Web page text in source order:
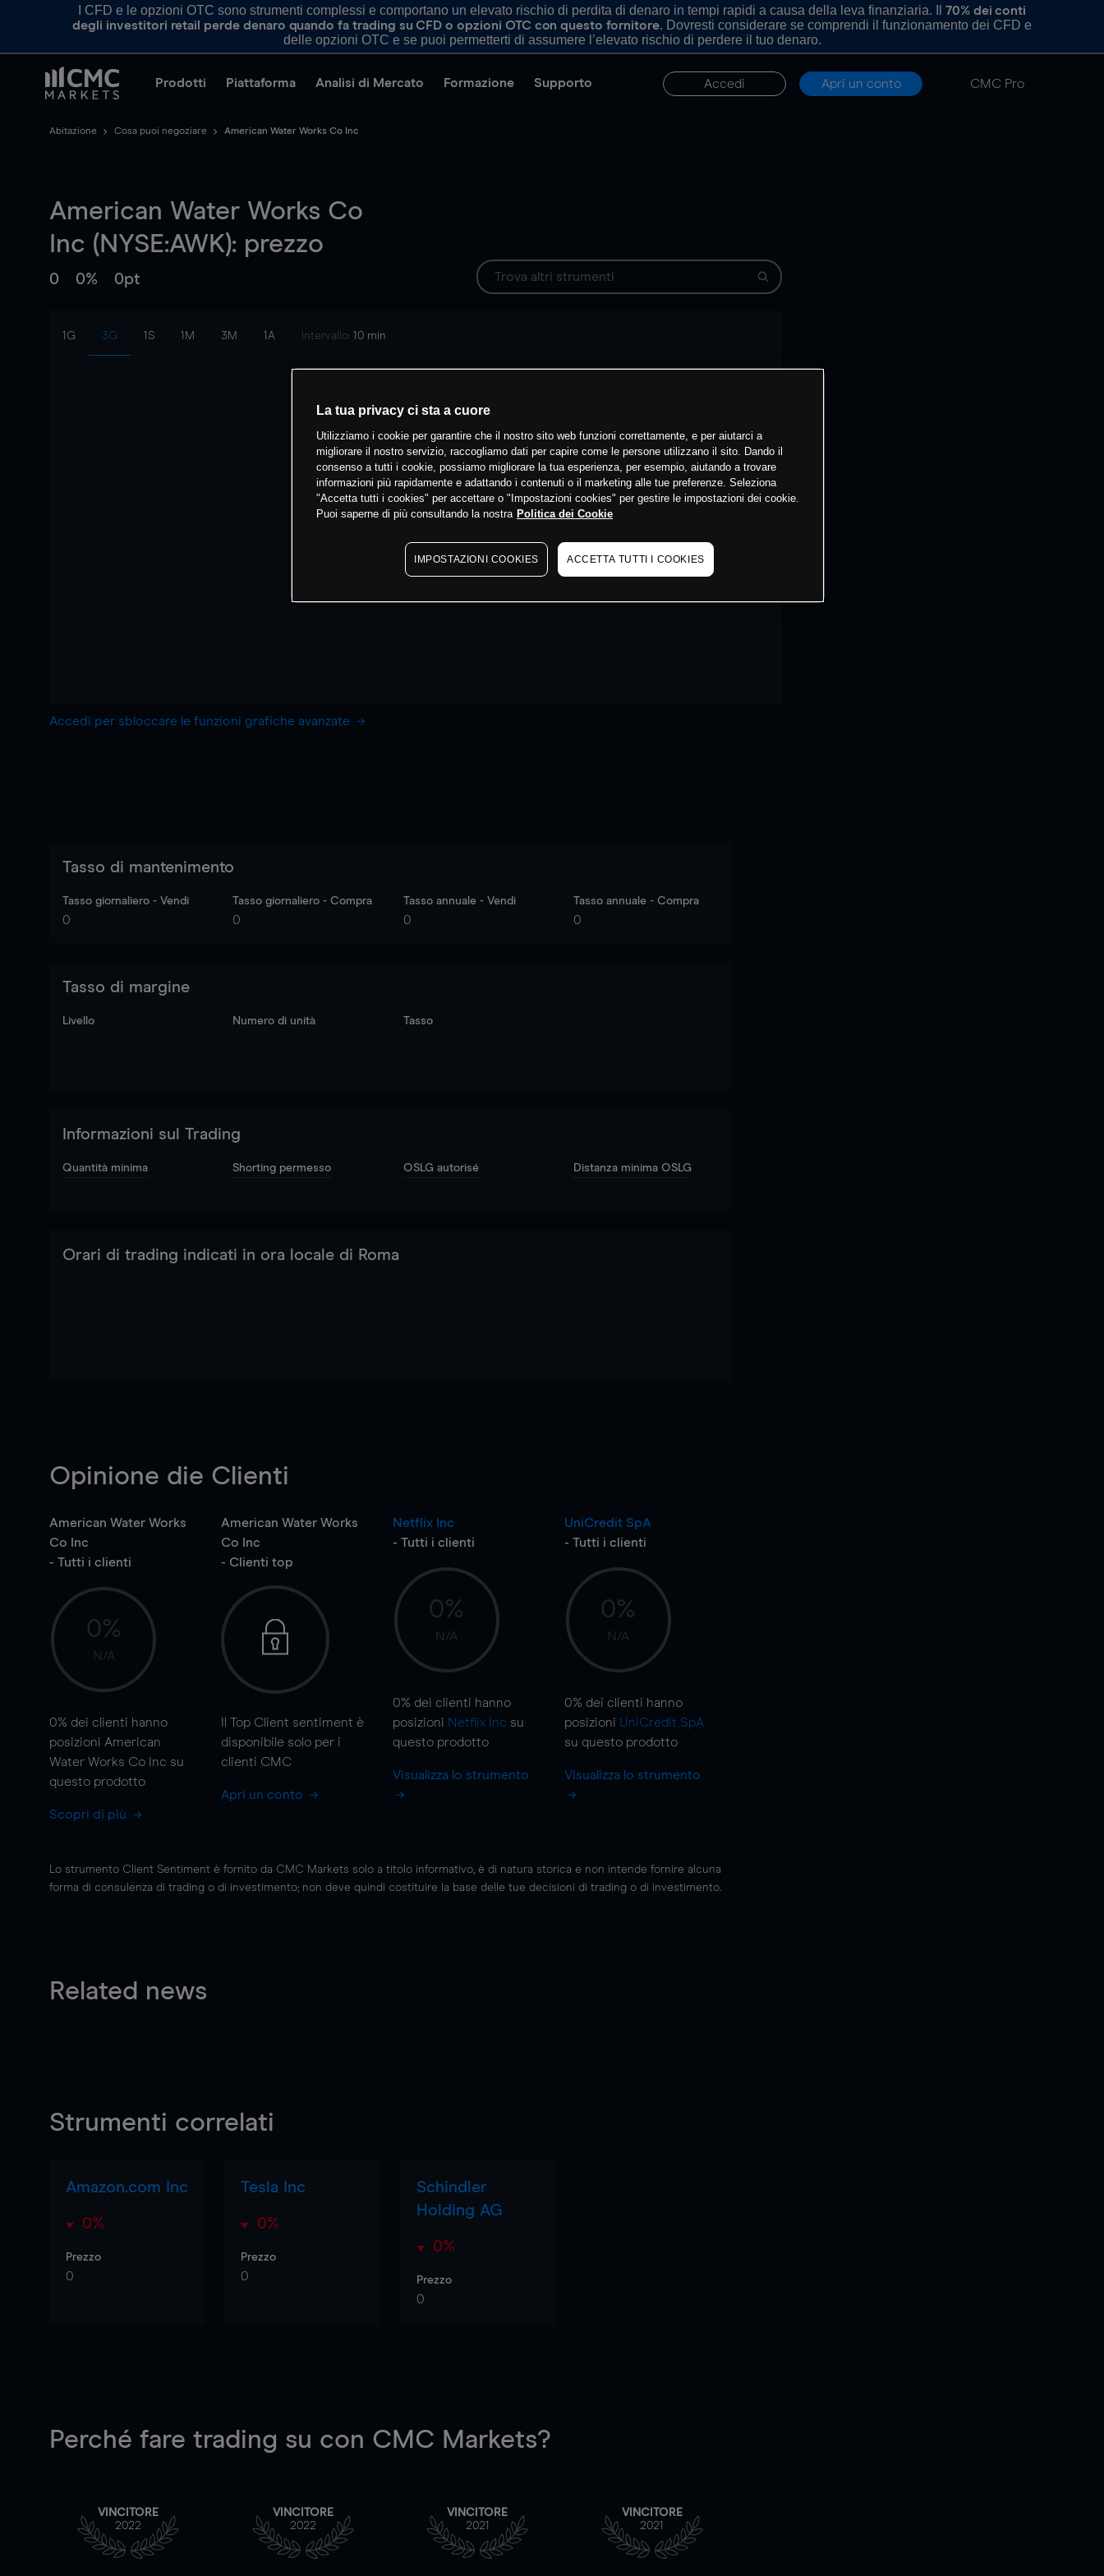
I CFD e le opzioni OTC sono strumenti complessi e comportano un elevato rischio di perdita di denaro in tempi rapidi a causa della leva finanziaria. Il 70% dei conti
degli investitori retail perde denaro quando fa trading su CFD o opzioni OTC con questo fornitore. Dovresti considerare se comprendi il funzionamento dei CFD e
delle opzioni OTC e se puoi permetterti di assumere l’elevato rischio di perdere il tuo denaro.
Prodotti Piattaforma Analisi di Mercato Formazione Supporto Accedi Apri un conto CMC Pro
Abitazione Cosa puoi negoziare American Water Works Co Inc
American Water Works Co
Inc (NYSE:AWK): prezzo
0 0% 0pt
1G 3G 1S 1M 3M 1A Intervallo: 10 min
Accedi per sbloccare le funzioni grafiche avanzate
Tasso di mantenimento
Tasso giornaliero - Vendi
0
Tasso giornaliero - Compra
0
Tasso annuale - Vendi
0
Tasso annuale - Compra
0
Tasso di margine
Livello Numero di unità Tasso
Informazioni sul Trading
Quantità minima Shorting permesso OSLG autorisé Distanza minima OSLG
Orari di trading indicati in ora locale di Roma
Opinione die Clienti
American Water Works
Co Inc
- Tutti i clienti
0%
N/A
0% dei clienti hanno
posizioni American
Water Works Co Inc su
questo prodotto
Scopri di più
American Water Works
Co Inc
- Clienti top
Il Top Client sentiment è
disponibile solo per i
clienti CMC
Apri un conto
Netflix Inc
- Tutti i clienti
0%
N/A
0% dei clienti hanno
posizioni Netflix Inc su
questo prodotto
Visualizza lo strumento
UniCredit SpA
- Tutti i clienti
0%
N/A
0% dei clienti hanno
posizioni UniCredit SpA
su questo prodotto
Visualizza lo strumento
Lo strumento Client Sentiment è fornito da CMC Markets solo a titolo informativo, è di natura storica e non intende fornire alcuna
forma di consulenza di trading o di investimento; non deve quindi costituire la base delle tue decisioni di trading o di investimento.
Related news
Strumenti correlati
Amazon.com Inc
0%
Prezzo
0
Tesla Inc
0%
Prezzo
0
Schindler
Holding AG
0%
Prezzo
0
Perché fare trading su con CMC Markets?
VINCITORE
2022
VINCITORE
2022
VINCITORE
2021
VINCITORE
2021
La tua privacy ci sta a cuore
Utilizziamo i cookie per garantire che il nostro sito web funzioni correttamente, e per aiutarci a
migliorare il nostro servizio, raccogliamo dati per capire come le persone utilizzano il sito. Dando il
consenso a tutti i cookie, possiamo migliorare la tua esperienza, per esempio, aiutando a trovare
informazioni più rapidamente e adattando i contenuti o il marketing alle tue preferenze. Seleziona
"Accetta tutti i cookies" per accettare o "Impostazioni cookies" per gestire le impostazioni dei cookie.
Puoi saperne di più consultando la nostra Politica dei Cookie
IMPOSTAZIONI COOKIES ACCETTA TUTTI I COOKIES